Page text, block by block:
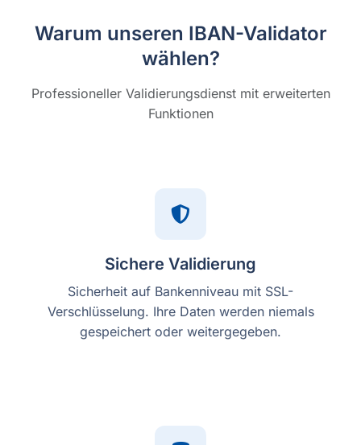
Warum unseren IBAN-Validator
wählen?
Professioneller Validierungsdienst mit erweiterten
Funktionen
Sichere Validierung
Sicherheit auf Bankenniveau mit SSL-
Verschlüsselung. Ihre Daten werden niemals
gespeichert oder weitergegeben.